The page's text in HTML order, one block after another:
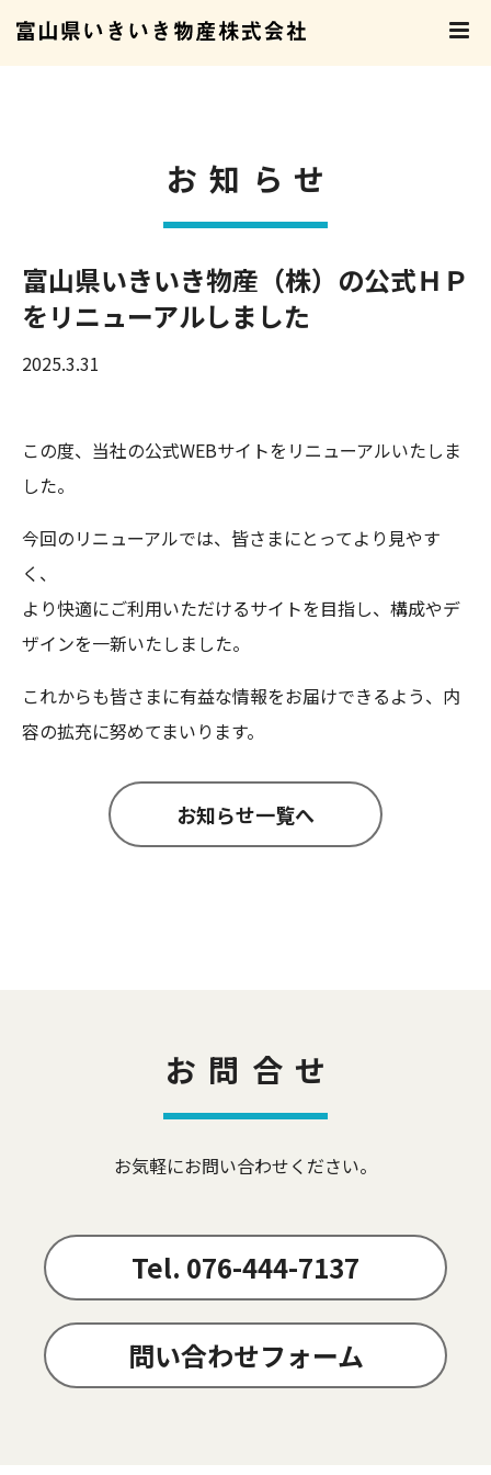
お知らせ
富山県いきいき物産（株）の公式ＨＰ
をリニューアルしました
2025.3.31
この度、当社の公式WEBサイトをリニューアルいたしま
した。
今回のリニューアルでは、皆さまにとってより見やす
く、
より快適にご利用いただけるサイトを目指し、構成やデ
ザインを一新いたしました。
これからも皆さまに有益な情報をお届けできるよう、内
容の拡充に努めてまいります。
お知らせ一覧へ
お問合せ
お気軽にお問い合わせください。
Tel. 076-444-7137
問い合わせフォーム